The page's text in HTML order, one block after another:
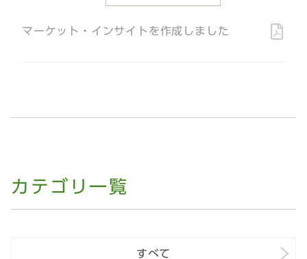
マーケット・インサイトを作成しました
カテゴリ一覧
すべて